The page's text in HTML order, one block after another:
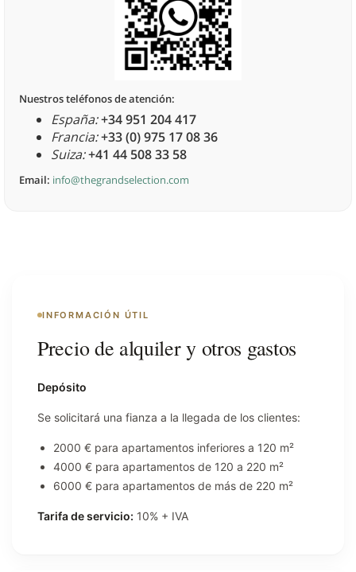
Nuestros teléfonos de atención:
España:+34 951 204 417
Francia:+33 (0) 975 17 08 36
Suiza:+41 44 508 33 58
Email: info@thegrandselection.com
INFORMACIÓN ÚTIL
Precio de alquiler y otros gastos
Depósito
Se solicitará una fianza a la llegada de los clientes:
2000 € para apartamentos inferiores a 120 m²
4000 € para apartamentos de 120 a 220 m²
6000 € para apartamentos de más de 220 m²
Tarifa de servicio: 10% + IVA